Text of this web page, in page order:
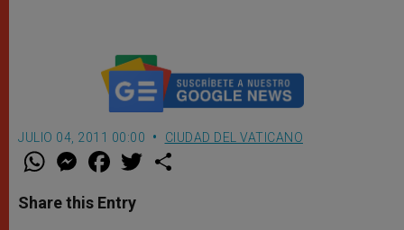
JULIO 04, 2011 00:00 CIUDAD DEL VATICANO
W
t
s
M
e
s
e
F
a
e
b
w
Share this Entry